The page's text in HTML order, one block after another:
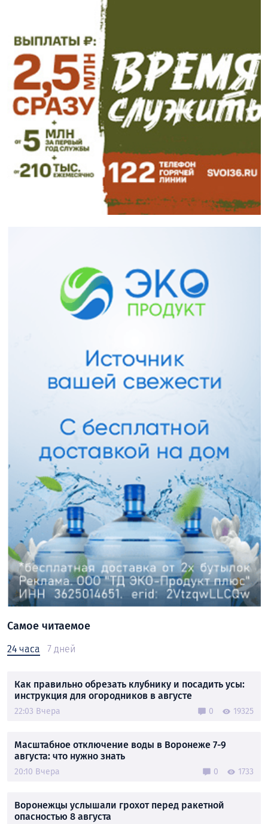
Самое читаемое
24 часа 7 дней
Как правильно обрезать клубнику и посадить усы:
инструкция для огородников в августе
22:03 Вчера 0 19325
Масштабное отключение воды в Воронеже 7-9
августа: что нужно знать
20:10 Вчера 0 1733
Воронежцы услышали грохот перед ракетной
опасностью 8 августа